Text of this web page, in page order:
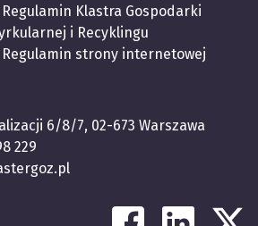
Regulamin Klastra Gospodarki
i Recyklingu
Regulamin strony internetowej
6/8/7, 02-673 Warszawa
229